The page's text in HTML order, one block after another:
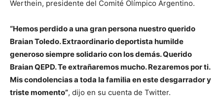
Werthein, presidente del Comité Olímpico Argentino.
“Hemos perdido a una gran persona nuestro querido
Braian Toledo. Extraordinario deportista humilde
generoso siempre solidario con los demás. Querido
Braian QEPD. Te extrañaremos mucho. Rezaremos por ti.
Mis condolencias a toda la familia en este desgarrador y
triste momento”, dijo en su cuenta de Twitter.